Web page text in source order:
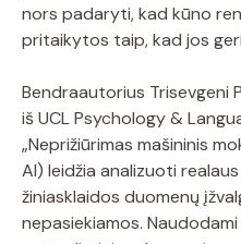
nors padaryti, kad kūno
pritaikytos taip, kad jos
Bendraautorius Trisevgeni
iš UCL Psychology &
„Neprižiūrimas mašininis
AI) leidžia analizuoti
žiniasklaidos duomenų
nepasiekiamos.